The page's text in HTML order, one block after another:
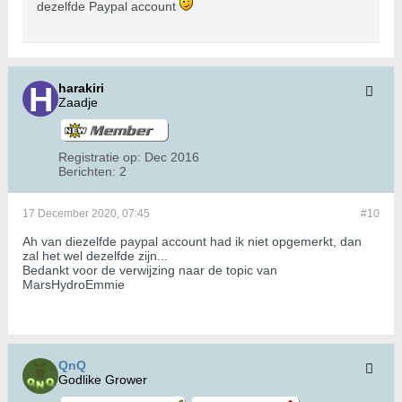
dezelfde Paypal account
harakiri
Zaadje
Registratie op: Dec 2016
Berichten: 2
#10
17 December 2020, 07:45
Ah van diezelfde paypal account had ik niet opgemerkt, dan
zal het wel dezelfde zijn...
Bedankt voor de verwijzing naar de topic van
MarsHydroEmmie
QnQ
Godlike Grower